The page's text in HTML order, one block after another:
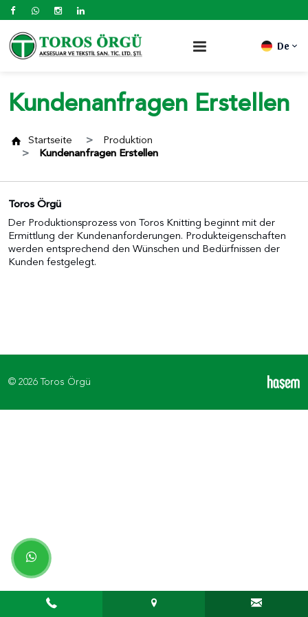
De
Kundenanfragen Erstellen
Startseite
Produktion
Kundenanfragen Erstellen
Toros Örgü
Der Produktionsprozess von Toros Knitting beginnt mit der
Ermittlung der Kundenanforderungen. Produkteigenschaften
werden entsprechend den Wünschen und Bedürfnissen der
Kunden festgelegt.
© 2026 Toros Örgü